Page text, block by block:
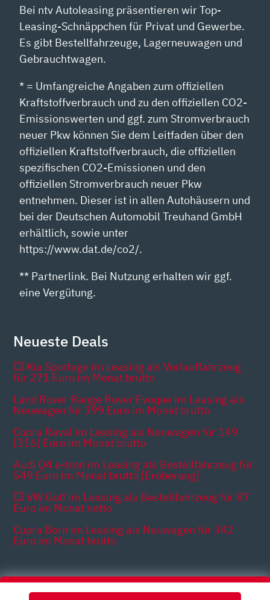
Bei ntv Autoleasing präsentieren wir Top-
Leasing-Schnäppchen für Privat und Gewerbe.
Es gibt Bestellfahrzeuge, Lagerneuwagen und
Gebrauchtwagen.
* = Umfangreiche Angaben zum offiziellen
Kraftstoffverbrauch und zu den offiziellen CO2-
Emissionswerten und ggf. zum Stromverbrauch
neuer Pkw können Sie dem Leitfaden über den
offiziellen Kraftstoffverbrauch, die offiziellen
spezifischen CO2-Emissionen und den
offiziellen Stromverbrauch neuer Pkw
entnehmen. Dieser ist in allen Autohäusern und
bei der Deutschen Automobil Treuhand GmbH
erhältlich, sowie unter
https://www.dat.de/co2/.
** Partnerlink. Bei Nutzung erhalten wir ggf.
eine Vergütung.
Neueste Deals
💥 Kia Sportage im Leasing als Vorlauffahrzeug
für 271 Euro im Monat brutto
Land Rover Range Rover Evoque im Leasing als
Neuwagen für 399 Euro im Monat brutto
Cupra Raval im Leasing als Neuwagen für 149
[316] Euro im Monat brutto
Audi Q4 e-tron im Leasing als Bestellfahrzeug für
549 Euro im Monat brutto [Eroberung]
💥 VW Golf im Leasing als Bestellfahrzeug für 87
Euro im Monat netto
Cupra Born im Leasing als Neuwagen für 342
Euro im Monat brutto